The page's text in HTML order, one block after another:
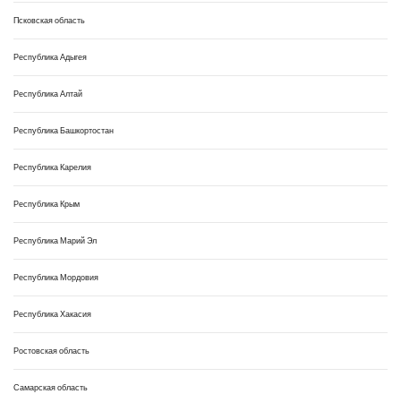
Псковская область
Республика Адыгея
Республика Алтай
Республика Башкортостан
Республика Карелия
Республика Крым
Республика Марий Эл
Республика Мордовия
Республика Хакасия
Ростовская область
Самарская область